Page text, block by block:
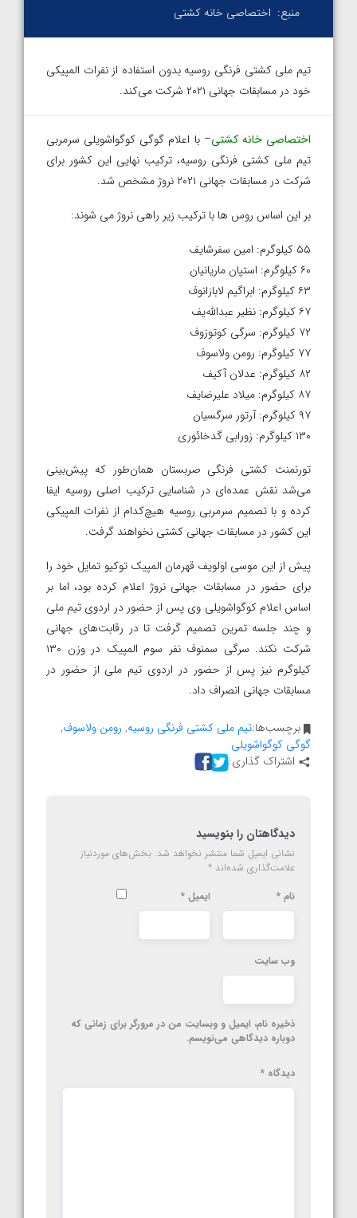
منبع: اختصاصی خانه کشتی
تیم ملی کشتی فرنگی روسیه بدون استفاده از نفرات المپیکی
خود در مسابقات جهانی ۲۰۲۱ شرکت می‌کند.
اختصاصی خانه کشتی– با اعلام گوگی کوگواشویلی سرمربی
تیم ملی کشتی فرنگی روسیه، ترکیب نهایی این کشور برای
شرکت در مسابقات جهانی ۲۰۲۱ نروژ مشخص شد.
بر این اساس روس ها با ترکیب زیر راهی نروژ می شوند:
۵۵ کیلوگرم: امین سفرشایف
۶۰ کیلوگرم: استپان ماریانیان
۶۳ کیلوگرم: ابراگیم لابازانوف
۶۷ کیلوگرم: نظیر عبدالله‌یف
۷۲ کیلوگرم: سرگی کوتوزوف
۷۷ کیلوگرم: رومن ولاسوف
۸۲ کیلوگرم: عدلان آکیف
۸۷ کیلوگرم: میلاد علیرضایف
۹۷ کیلوگرم: آرتور سرگسیان
۱۳۰ کیلوگرم: زورابی گدخائوری
تورنمنت کشتی فرنگی صربستان همان‌طور که پیش‌بینی
می‌شد نقش عمده‌ای در شناسایی ترکیب اصلی روسیه ایفا
کرده و با تصمیم سرمربی روسیه هیچ‌کدام از نفرات المپیکی
این کشور در مسابقات جهانی کشتی نخواهند گرفت.
پیش از این موسی اولویف قهرمان المپیک توکیو تمایل خود را
برای حضور در مسابقات جهانی نروژ اعلام کرده بود، اما بر
اساس اعلام کوگواشویلی وی پس از حضور در اردوی تیم ملی
و چند جلسه تمرین تصمیم گرفت تا در رقابت‌های جهانی
شرکت نکند. سرگی سمنوف نفر سوم المپیک در وزن ۱۳۰
کیلوگرم نیز پس از حضور در اردوی تیم ملی از حضور در
مسابقات جهانی انصراف داد.
برچسب‌ها:تیم ملی کشتی فرنگی روسیه, رومن ولاسوف,
گوگی کوگواشویلی
اشتراک گذاری:
دیدگاهتان را بنویسید
نشانی ایمیل شما منتشر نخواهد شد. بخش‌های موردنیاز
علامت‌گذاری شده‌اند *
نام * ایمیل *
وب‌ سایت
ذخیره نام، ایمیل و وبسایت من در مرورگر برای زمانی که
دوباره دیدگاهی می‌نویسم.
دیدگاه *